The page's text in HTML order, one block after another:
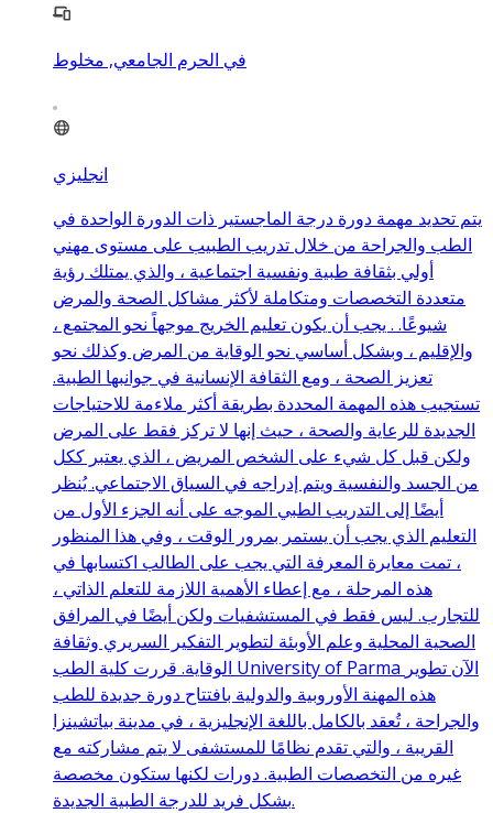
في الحرم الجامعي, مخلوط
انجليزي
يتم تحديد مهمة دورة درجة الماجستير ذات الدورة الواحدة في
الطب والجراحة من خلال تدريب الطبيب على مستوى مهني
أولي بثقافة طبية ونفسية اجتماعية ، والذي يمتلك رؤية
متعددة التخصصات ومتكاملة لأكثر مشاكل الصحة والمرض
شيوعًا. . يجب أن يكون تعليم الخريج موجهاً نحو المجتمع ،
والإقليم ، وبشكل أساسي نحو الوقاية من المرض وكذلك نحو
تعزيز الصحة ، ومع الثقافة الإنسانية في جوانبها الطبية.
تستجيب هذه المهمة المحددة بطريقة أكثر ملاءمة للاحتياجات
الجديدة للرعاية والصحة ، حيث إنها لا تركز فقط على المرض
ولكن قبل كل شيء على الشخص المريض ، الذي يعتبر ككل
من الجسد والنفسية ويتم إدراجه في السياق الاجتماعي. يُنظر
أيضًا إلى التدريب الطبي الموجه على أنه الجزء الأول من
التعليم الذي يجب أن يستمر بمرور الوقت ، وفي هذا المنظور
، تمت معايرة المعرفة التي يجب على الطالب اكتسابها في
هذه المرحلة ، مع إعطاء الأهمية اللازمة للتعلم الذاتي ،
للتجارب. ليس فقط في المستشفيات ولكن أيضًا في المرافق
الصحية المحلية وعلم الأوبئة لتطوير التفكير السريري وثقافة
الوقاية. قررت كلية الطب University of Parma الآن تطوير
هذه المهنة الأوروبية والدولية بافتتاح دورة جديدة للطب
والجراحة ، تُعقد بالكامل باللغة الإنجليزية ، في مدينة بياتشينزا
القريبة ، والتي تقدم نظامًا للمستشفى لا يتم مشاركته مع
غيره من التخصصات الطبية. دورات لكنها ستكون مخصصة
بشكل فريد للدرجة الطبية الجديدة.